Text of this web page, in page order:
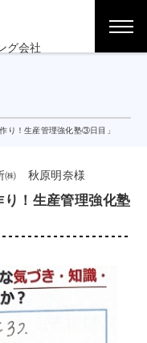
グ会社
り！生産管理強化塾③日目」
㈱ 秋原明奈様
！生産管理強化塾